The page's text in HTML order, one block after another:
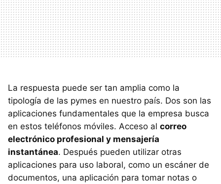
La respuesta puede ser tan amplia como la
tipología de las pymes en nuestro país. Dos son las
aplicaciones fundamentales que la empresa busca
en estos teléfonos móviles. Acceso al correo
electrónico profesional y mensajería
instantánea. Después pueden utilizar otras
aplicaciones para uso laboral, como un escáner de
documentos, una aplicación para tomar notas o